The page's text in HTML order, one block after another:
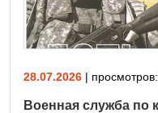
28.07.2026 | просмотров:
Военная служба по